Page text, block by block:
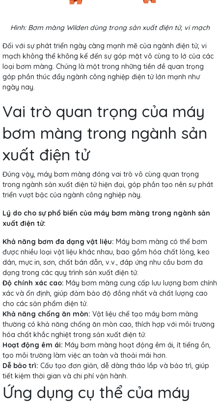
Hình: Bơm màng Wilden dùng trong sản xuất điện tử, vi mạch
Đối với sự phát triển ngày càng mạnh mẽ của ngành điện tử, vi
mạch không thể không kể đến sự góp mặt vô cùng to lớ của các
loại bơm màng. Chúng là một trong những tiền đề quan trọng
góp phần thúc đẩy ngành công nghiệp điện tử lớn mạnh như
ngày nay.
Vai trò quan trọng của máy
bơm màng trong ngành sản
xuất điện tử
Đúng vậy, máy bơm màng đóng vai trò vô cùng quan trọng
trong ngành sản xuất điện tử hiện đại, góp phần tạo nên sự phát
triển vượt bậc của ngành công nghiệp này.
Lý do cho sự phổ biến của máy bơm màng trong ngành sản
xuất điện tử:
Khả năng bơm đa dạng vật liệu: Máy bơm màng có thể bơm
được nhiều loại vật liệu khác nhau, bao gồm hóa chất lỏng, keo
dán, mực in, sơn, chất bán dẫn, v.v., đáp ứng nhu cầu bơm đa
dạng trong các quy trình sản xuất điện tử.
Độ chính xác cao: Máy bơm màng cung cấp lưu lượng bơm chính
xác và ổn định, giúp đảm bảo độ đồng nhất và chất lượng cao
cho các sản phẩm điện tử.
Khả năng chống ăn mòn: Vật liệu chế tạo máy bơm màng
thường có khả năng chống ăn mòn cao, thích hợp với môi trường
hóa chất khắc nghiệt trong sản xuất điện tử.
Hoạt động êm ái: Máy bơm màng hoạt động êm ái, ít tiếng ồn,
tạo môi trường làm việc an toàn và thoải mái hơn.
Dễ bảo trì: Cấu tạo đơn giản, dễ dàng tháo lắp và bảo trì, giúp
tiết kiệm thời gian và chi phí vận hành.
Ứng dụng cụ thể của máy